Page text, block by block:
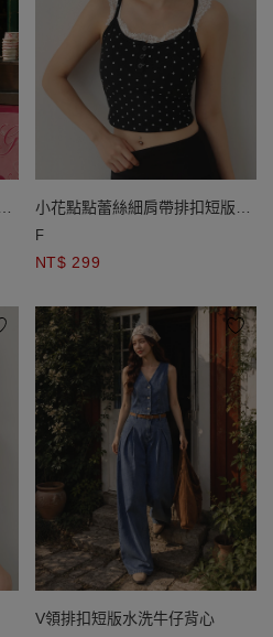
小花點點蕾絲細肩帶排扣短版
BRA背心
F
NT$ 299
V領排扣短版水洗牛仔背心